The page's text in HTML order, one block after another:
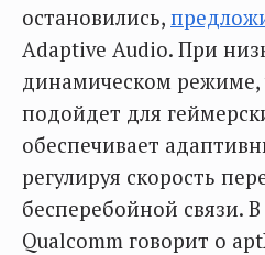
остановились,
Adaptive Audio. При
динамическом режиме,
подойдет для
обеспечивает
регулируя скорость
бесперебойной связи.
Qualcomm говорит о